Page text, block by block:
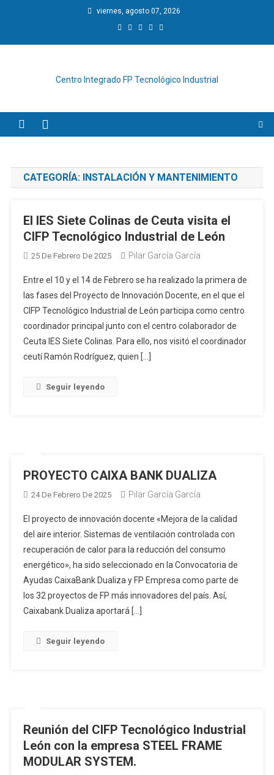
viernes, agosto 07, 2026
Centro Integrado FP Tecnológico Industrial
CATEGORÍA: INSTALACIÓN Y MANTENIMIENTO
El IES Siete Colinas de Ceuta visita el
CIFP Tecnológico Industrial de León
25 De Febrero De 2025 Pilar García García
Entre el 10 y el 14 de Febrero se ha realizado la primera de
las fases del Proyecto de Innovación Docente, en el que el
CIFP Tecnológico Industrial de León participa como centro
coordinador principal junto con el centro colaborador de
Ceuta IES Siete Colinas. Para ello, nos visitó el coordinador
ceutí Ramón Rodríguez, quien […]
Seguir leyendo
PROYECTO CAIXA BANK DUALIZA
24 De Febrero De 2025 Pilar García García
El proyecto de innovación docente «Mejora de la calidad
del aire interior. Sistemas de ventilación controlada con
recuperación de calor para la reducción del consumo
energético», ha sido seleccionado en la Convocatoria de
Ayudas CaixaBank Dualiza y FP Empresa como parte de
los 32 proyectos de FP más innovadores del país. Así,
Caixabank Dualiza aportará […]
Seguir leyendo
Reunión del CIFP Tecnológico Industrial
León con la empresa STEEL FRAME
MODULAR SYSTEM.